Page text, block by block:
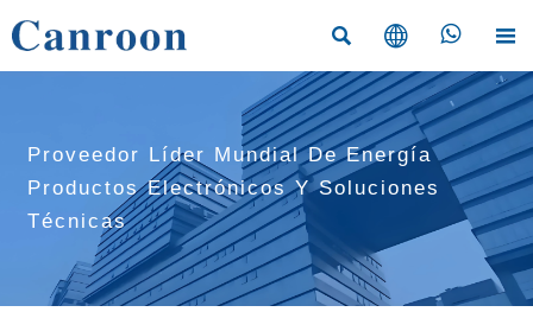
   
Proveedor Líder Mundial De Energía
Productos Electrónicos Y Soluciones
Técnicas